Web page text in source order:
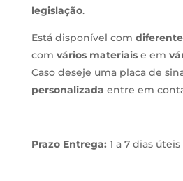
legislação.
Está disponível com
com vários materiaise em
Caso deseje uma placa de
personalizada entre em
Prazo Entrega: 1 a 7 dias úteis